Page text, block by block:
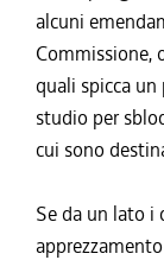
alcuni
Commissione,
quali spicca
studio per
cui sono
Se da un lato i